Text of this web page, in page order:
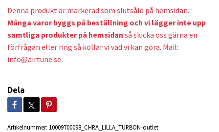
Denna produkt är markerad som slutsåld på hemsidan.
Många varor byggs på beställning och vi lägger inte upp
samtliga produkter på hemsidan så skicka oss gärna en
förfrågan eller ring så kollar vi vad vi kan göra. Mail:
info@airtune.se
Dela
Artikelnummer: 10009700098_CHRA_LILLA_TURBON-outlet